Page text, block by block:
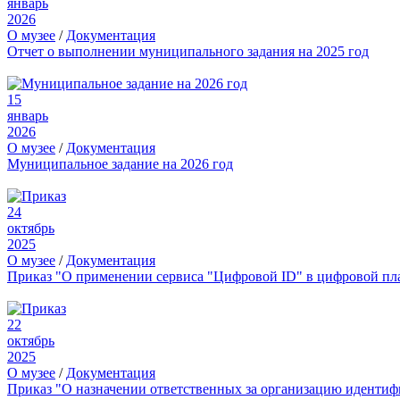
январь
2026
О музее / Документация
Отчет о выполнении муниципального задания на 2025 год
15
январь
2026
О музее / Документация
Муниципальное задание на 2026 год
24
октябрь
2025
О музее / Документация
Приказ "О применении сервиса "Цифровой ID" в цифровой
22
октябрь
2025
О музее / Документация
Приказ "О назначении ответственных за организацию